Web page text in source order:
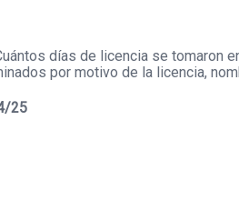
días de licencia se tomaron
por motivo de la licencia,
25